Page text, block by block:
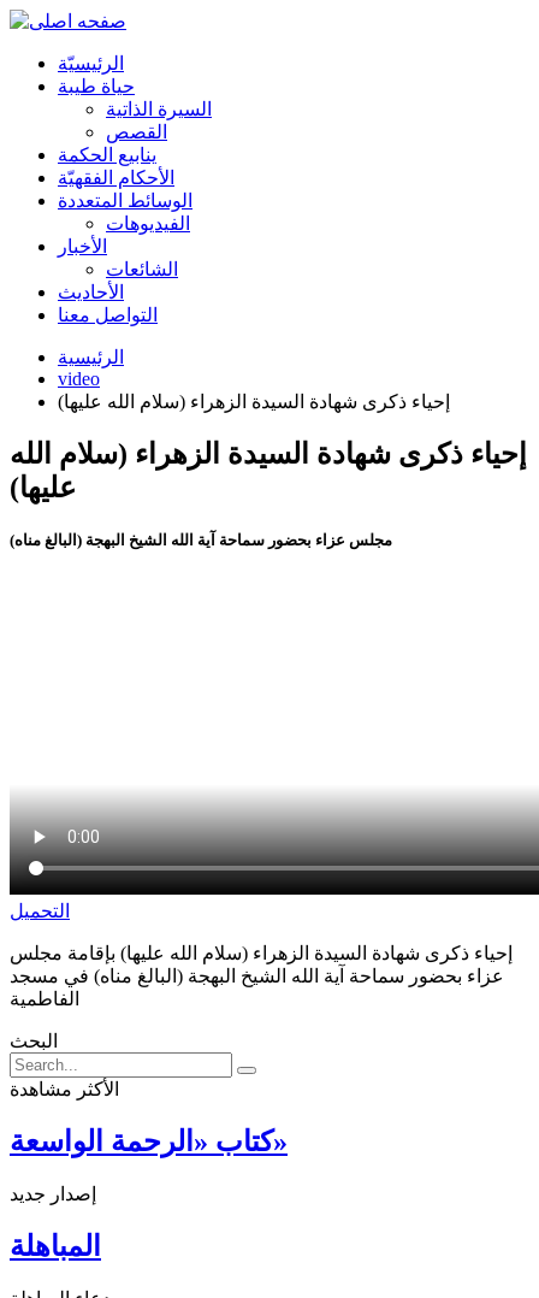
الرئیسیّة
حياة طيبة
السيرة الذاتية
القصص
ينابيع الحكمة
الأحکام الفقهیّة
الوسائط المتعددة
الفیدیوهات
الأخبار
الشائعات
الأحادیث
التواصل معنا
الرئيسية
video
إحياء ذكرى شهادة السيدة الزهراء (سلام الله عليها)
إحياء ذكرى شهادة السيدة الزهراء (سلام الله
عليها)
مجلس عزاء بحضور سماحة آية الله الشيخ البهجة (البالغ مناه)
التحمیل
إحياء ذكرى شهادة السيدة الزهراء (سلام الله عليها) بإقامة مجلس
عزاء بحضور سماحة آية الله الشيخ البهجة (البالغ مناه) في مسجد
الفاطمية
البحث
الأكثر مشاهدة
كتاب «الرحمة الواسعة»
إصدار جديد
المباهلة